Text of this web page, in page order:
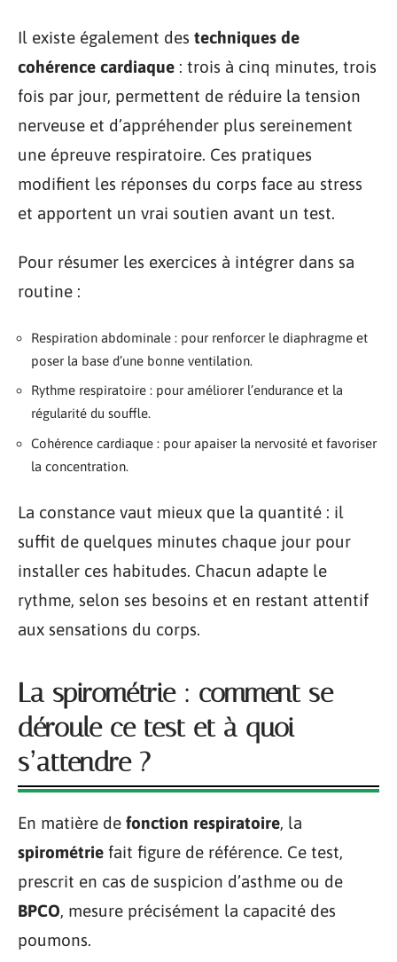
Il existe également des techniques de
cohérence cardiaque : trois à cinq minutes, trois
fois par jour, permettent de réduire la tension
nerveuse et d’appréhender plus sereinement
une épreuve respiratoire. Ces pratiques
modifient les réponses du corps face au stress
et apportent un vrai soutien avant un test.
Pour résumer les exercices à intégrer dans sa
routine :
Respiration abdominale : pour renforcer le diaphragme et
poser la base d’une bonne ventilation.
Rythme respiratoire : pour améliorer l’endurance et la
régularité du souffle.
Cohérence cardiaque : pour apaiser la nervosité et favoriser
la concentration.
La constance vaut mieux que la quantité : il
suffit de quelques minutes chaque jour pour
installer ces habitudes. Chacun adapte le
rythme, selon ses besoins et en restant attentif
aux sensations du corps.
La spirométrie : comment se
déroule ce test et à quoi
s’attendre ?
En matière de fonction respiratoire, la
spirométrie fait figure de référence. Ce test,
prescrit en cas de suspicion d’asthme ou de
BPCO, mesure précisément la capacité des
poumons.